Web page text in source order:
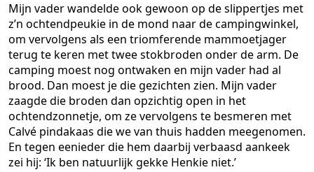
Mijn vader wandelde ook gewoon op de slippertjes met
z’n ochtendpeukie in de mond naar de campingwinkel,
om vervolgens als een triomferende mammoetjager
terug te keren met twee stokbroden onder de arm. De
camping moest nog ontwaken en mijn vader had al
brood. Dan moest je die gezichten zien. Mijn vader
zaagde die broden dan opzichtig open in het
ochtendzonnetje, om ze vervolgens te besmeren met
Calvé pindakaas die we van thuis hadden meegenomen.
En tegen eenieder die hem daarbij verbaasd aankeek
zei hij: ‘Ik ben natuurlijk gekke Henkie niet.’